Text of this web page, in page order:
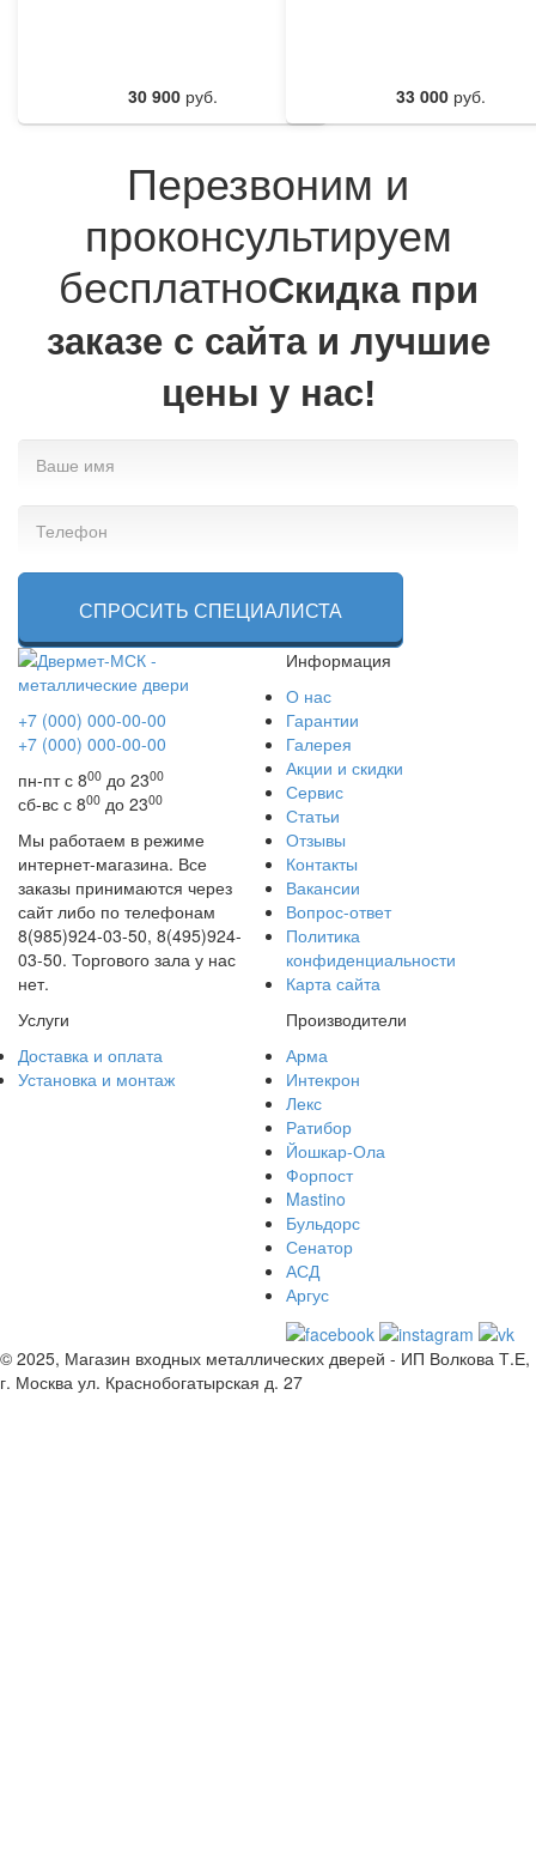
30 900руб. 33 000руб.
Перезвоним и
проконсультируем
бесплатноCкидка при
заказе с сайта и лучшие
цены у нас!
СПРОСИТЬ СПЕЦИАЛИСТА
+7 (000) 000-00-00
+7 (000) 000-00-00
пн-пт с 800 до 2300
сб-вс с 800 до 2300
Мы работаем в режиме
интернет-магазина. Все
заказы принимаются через
сайт либо по телефонам
8(985)924-03-50, 8(495)924-
03-50. Торгового зала у нас
нет.
Информация
О нас
Гарантии
Галерея
Акции и скидки
Сервис
Статьи
Отзывы
Контакты
Вакансии
Вопрос-ответ
Политика
конфиденциальности
Карта сайта
Услуги
Доставка и оплата
Установка и монтаж
Производители
Арма
Интекрон
Лекс
Ратибор
Йошкар-Ола
Форпост
Mastino
Бульдорс
Сенатор
АСД
Аргус
© 2025, Магазин входных металлических дверей - ИП Волкова Т.Е,
г. Москва ул. Краснобогатырская д. 27